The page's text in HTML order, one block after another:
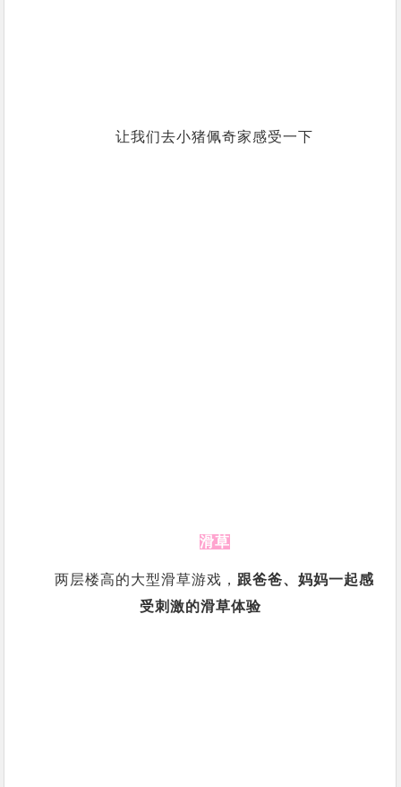
让我们去小猪佩奇家感受一下
滑草
两层楼高的大型滑草游戏， 跟爸爸、妈妈一起感
受刺激的滑草体验